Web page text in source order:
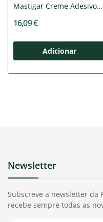
Mastigar Creme Adesivo
16,09 €
Adicionar
Newsletter
Subscreve a newsletter da
recebe sempre todas as